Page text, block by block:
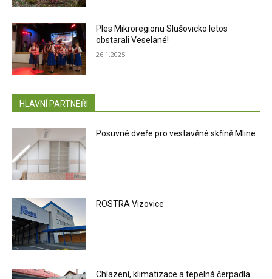
Ples Mikroregionu Slušovicko letos
obstarali Veselané!
26.1.2025
HLAVNÍ PARTNEŘI
Posuvné dveře pro vestavěné skříně Mline
ROSTRA Vizovice
Chlazení, klimatizace a tepelná čerpadla